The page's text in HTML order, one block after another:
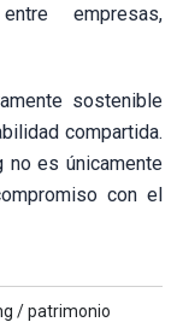
empresas,
sostenible
compartida.
no es únicamente
con el
/patrimonio